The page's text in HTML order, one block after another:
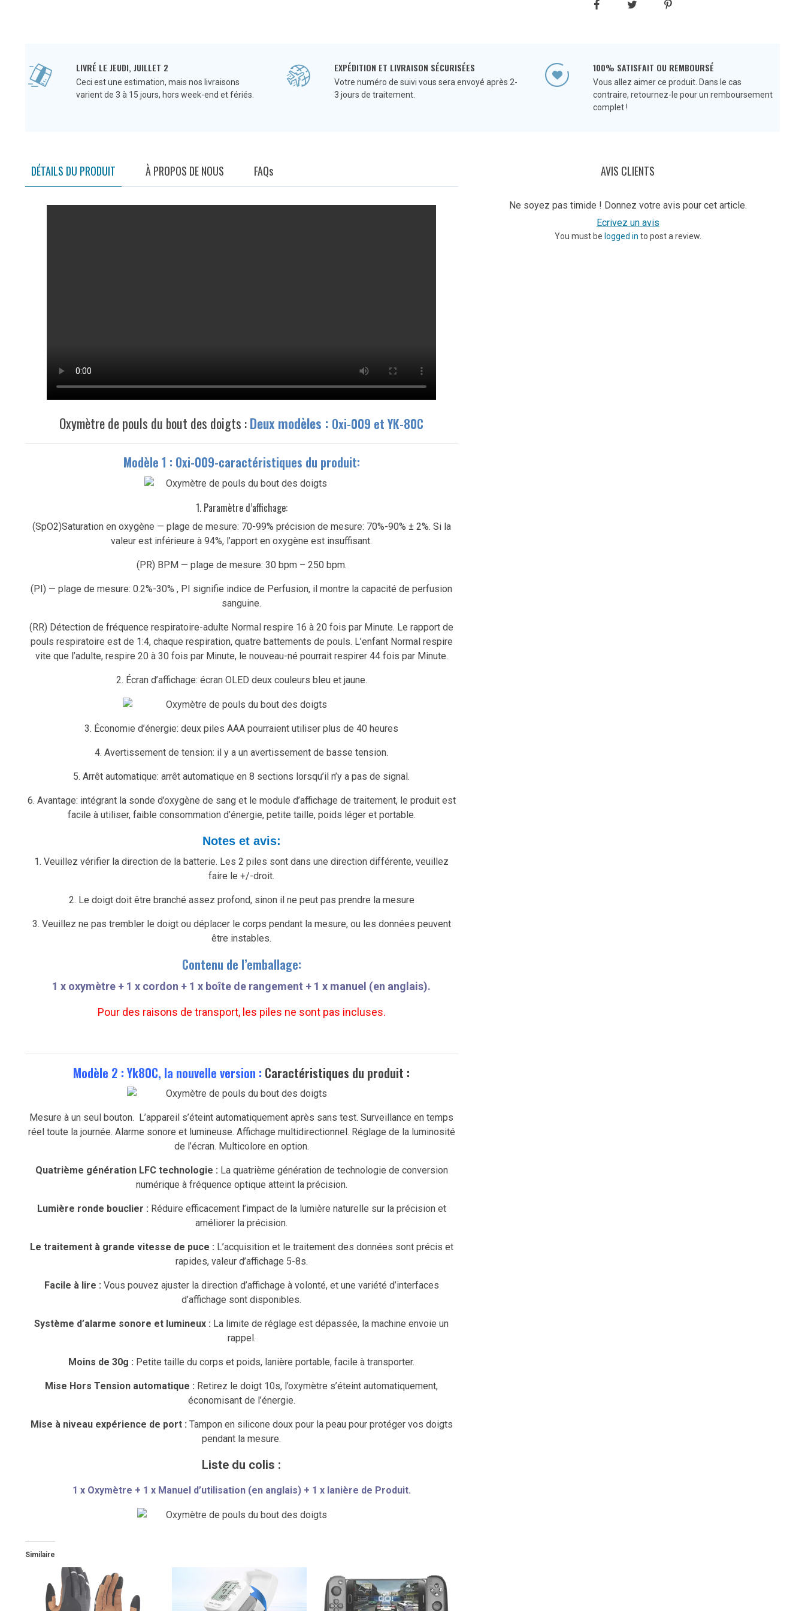
LIVRÉ LE JEUDI, JUILLET 2
Ceci est une estimation, mais nos livraisons
varient de 3 à 15 jours, hors week-end et fériés.
EXPÉDITION ET LIVRAISON SÉCURISÉES
Votre numéro de suivi vous sera envoyé après 2-
3 jours de traitement.
100% SATISFAIT OU REMBOURSÉ
Vous allez aimer ce produit. Dans le cas
contraire, retournez-le pour un remboursement
complet !
DÉTAILS DU PRODUIT À PROPOS DE NOUS FAQs
Oxymètre de pouls du bout des doigts :Deux modèles : Oxi-009 et YK-80C
Modèle 1 : Oxi-009-caractéristiques du produit:
1. Paramètre d’affichage:
(SpO2)Saturation en oxygène — plage de mesure: 70-99% précision de mesure: 70%-90% ± 2%. Si la
valeur est inférieure à 94%, l’apport en oxygène est insuffisant.
(PR) BPM — plage de mesure: 30 bpm – 250 bpm.
(PI) — plage de mesure: 0.2%-30% , PI signifie indice de Perfusion, il montre la capacité de perfusion
sanguine.
(RR) Détection de fréquence respiratoire-adulte Normal respire 16 à 20 fois par Minute. Le rapport de
pouls respiratoire est de 1:4, chaque respiration, quatre battements de pouls. L’enfant Normal respire
vite que l’adulte, respire 20 à 30 fois par Minute, le nouveau-né pourrait respirer 44 fois par Minute.
2. Écran d’affichage: écran OLED deux couleurs bleu et jaune.
3. Économie d’énergie: deux piles AAA pourraient utiliser plus de 40 heures
4. Avertissement de tension: il y a un avertissement de basse tension.
5. Arrêt automatique: arrêt automatique en 8 sections lorsqu’il n’y a pas de signal.
6. Avantage: intégrant la sonde d’oxygène de sang et le module d’affichage de traitement, le produit est
facile à utiliser, faible consommation d’énergie, petite taille, poids léger et portable.
Notes et avis:
1. Veuillez vérifier la direction de la batterie. Les 2 piles sont dans une direction différente, veuillez
faire le +/-droit.
2. Le doigt doit être branché assez profond, sinon il ne peut pas prendre la mesure
3. Veuillez ne pas trembler le doigt ou déplacer le corps pendant la mesure, ou les données peuvent
être instables.
Contenu de l’emballage:
1 x oxymètre + 1 x cordon + 1 x boîte de rangement + 1 x manuel (en anglais).
Pour des raisons de transport, les piles ne sont pas incluses.
Modèle 2 : Yk80C, la nouvelle version : Caractéristiques du produit :
Mesure à un seul bouton. L’appareil s’éteint automatiquement après sans test.Surveillance en temps
réel toute la journée. Alarme sonore et lumineuse. Affichage multidirectionnel. Réglage de la luminosité
de l’écran. Multicolore en option.
Quatrième génération LFC technologie : La quatrième génération de technologie de conversion
numérique à fréquence optique atteint la précision.
Lumière ronde bouclier : Réduire efficacement l’impact de la lumière naturelle sur la précision et
améliorer la précision.
Le traitement à grande vitesse de puce : L’acquisition et le traitement des données sont précis et
rapides, valeur d’affichage 5-8s.
Facile à lire : Vous pouvez ajuster la direction d’affichage à volonté, et une variété d’interfaces
d’affichage sont disponibles.
Système d’alarme sonore et lumineux : La limite de réglage est dépassée, la machine envoie un
rappel.
Moins de 30g : Petite taille du corps et poids, lanière portable, facile à transporter.
Mise Hors Tension automatique : Retirez le doigt 10s, l’oxymètre s’éteint automatiquement,
économisant de l’énergie.
Mise à niveau expérience de port : Tampon en silicone doux pour la peau pour protéger vos doigts
pendant la mesure.
Liste du colis :
1 x Oxymètre + 1 x Manuel d’utilisation (en anglais) + 1 x lanière de Produit.
Similaire
AVIS CLIENTS
Ne soyez pas timide ! Donnez votre avis pour cet article.
Ecrivez un avis
You must be logged in to post a review.